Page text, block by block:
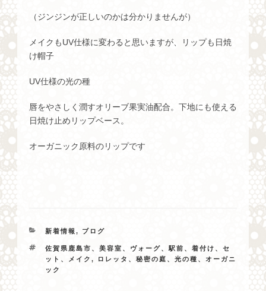
（ジンジンが正しいのかは分かりませんが）
メイクもUV仕様に変わると思いますが、リップも日焼
け帽子
UV仕様の光の種
唇をやさしく潤すオリーブ果実油配合。下地にも使える
日焼け止めリップベース。
オーガニック原料のリップです
カ
ゴ
リ
ー
新着情報, ブログ
タ
グ
佐賀県鹿島市、美容室、ヴォーグ、駅前、着付け、セ
ット、メイク,
ロレッタ、秘密の庭、光の種、オーガニ
ック